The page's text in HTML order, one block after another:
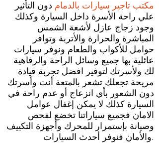
مكتب تاجير سيارات بالدمام دون التأثير
علي راحة الأسرة داخل السيارة وكذلك
وجود زجاج عازل لأشعة الشمس
المباشرة والحرارة والأتربة وتوافر
حوامل للأكواب والطعام ونوفر سيارات
عائلية بها جميع وسائل الراحة والرفاهية
لك ولأسرتك لتوفير افضل تجربة قيادة
مريحة تجعلك تشعر بالمتعة أنت وأسرتك
دون الشعور بأي انزعاج أو عدم راحة في
السيارة كذلك لا يمكن إغفال عوامل
الامان فجميع سياراتنا تخضع لفحص
وصيانة بإستمرار للمحرك وأجهزة التكييف
والأمان فنوفر أحدث السيارات.